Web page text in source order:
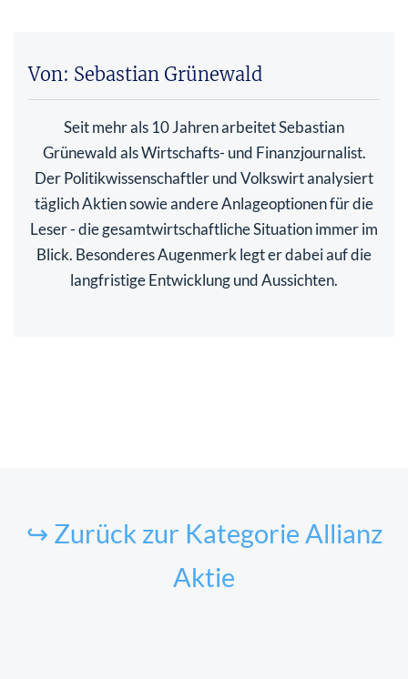
Von: Sebastian Grünewald
Seit mehr als 10 Jahren arbeitet Sebastian
Grünewald als Wirtschafts- und Finanzjournalist.
Der Politikwissenschaftler und Volkswirt analysiert
täglich Aktien sowie andere Anlageoptionen für die
Leser - die gesamtwirtschaftliche Situation immer im
Blick. Besonderes Augenmerk legt er dabei auf die
langfristige Entwicklung und Aussichten.
↪ Zurück zur Kategorie Allianz
Aktie